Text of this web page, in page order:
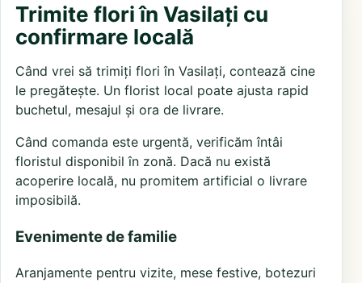
Trimite flori în Vasilați cu
confirmare locală
Când vrei să trimiți flori în Vasilați, contează cine
le pregătește. Un florist local poate ajusta rapid
buchetul, mesajul și ora de livrare.
Când comanda este urgentă, verificăm întâi
floristul disponibil în zonă. Dacă nu există
acoperire locală, nu promitem artificial o livrare
imposibilă.
Evenimente de familie
Aranjamente pentru vizite, mese festive, botezuri